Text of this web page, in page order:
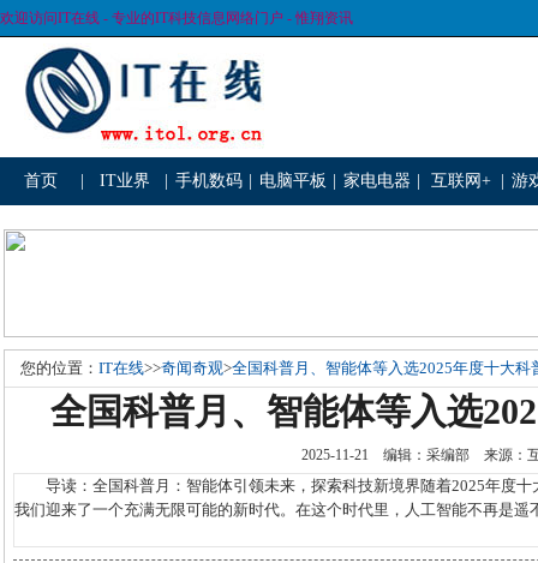
欢迎访问IT在线 - 专业的IT科技信息网络门户 - 惟翔资讯
首页 IT业界 手机数码 电脑平板 家电电器 互联网+ 游
您的位置： IT在线>>奇闻奇观>全国科普月、智能体等入选2025年度十大科
全国科普月、智能体等入选
2025-11-21 编辑：采编部 来源
导读：全国科普月：智能体引领未来，探索科技新境界随着2025年度十
我们迎来了一个充满无限可能的新时代。在这个时代里，人工智能不再是遥